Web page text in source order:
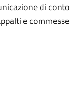
di conto
e commesse